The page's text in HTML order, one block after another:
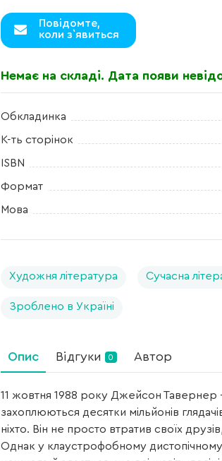
Повідомте,
коли з`явиться
Немає на складі. Дата появи
Обкладинка
К-ть сторінок
ISBN
Формат
Мова
Художня література Сучасна
Зроблено в Україні
Опис Відгуки 0 Автор
11 жовтня 1988 року Джейсон Тавернер
захоплюються десятки мільйонів
ніхто. Він не просто втратив своїх
Однак у клаустрофобному